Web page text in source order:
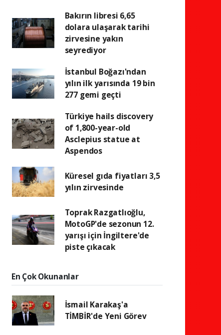
Bakırın libresi 6,65
dolara ulaşarak tarihi
zirvesine yakın
seyrediyor
İstanbul Boğazı'ndan
yılın ilk yarısında 19 bin
277 gemi geçti
Türkiye hails discovery
of 1,800-year-old
Asclepius statue at
Aspendos
Küresel gıda fiyatları 3,5
yılın zirvesinde
Toprak Razgatlıoğlu,
MotoGP'de sezonun 12.
yarışı için İngiltere'de
piste çıkacak
En Çok Okunanlar
İsmail Karakaş'a
TİMBİR'de Yeni Görev